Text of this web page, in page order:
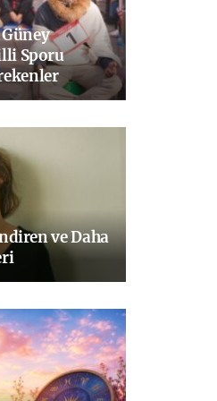
Sporu
ve Daha